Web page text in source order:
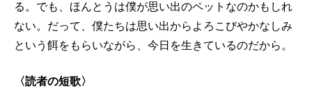
る。でも、ほんとうは僕が思い出のペットなのかもしれ
ない。だって、僕たちは思い出からよろこびやかなしみ
という餌をもらいながら、今日を生きているのだから。
〈読者の短歌〉